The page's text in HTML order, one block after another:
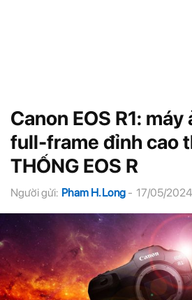
Canon EOS R1: máy
full-frame đỉnh cao
THỐNG EOS R
Người gửi: Pham H. Long - 17/05/2024